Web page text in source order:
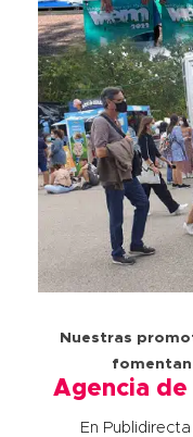
Nuestras
Agencia de
En